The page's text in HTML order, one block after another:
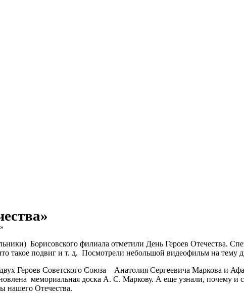
Борисовского филиала отметили День Героев Отечества.
такое подвиг и т. д. Посмотрели небольшой видеофильм на тему
Героев Советского Союза – Анатолия Сергеевича Маркова и
мемориальная доска А. С. Маркову. А еще узнали, почему
нашего Отечества.